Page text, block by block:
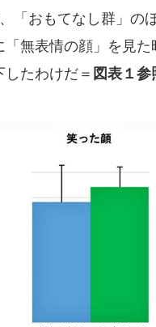
「おもてなし群」の
無表情の顔」を見
たわけだ＝ 図表１参